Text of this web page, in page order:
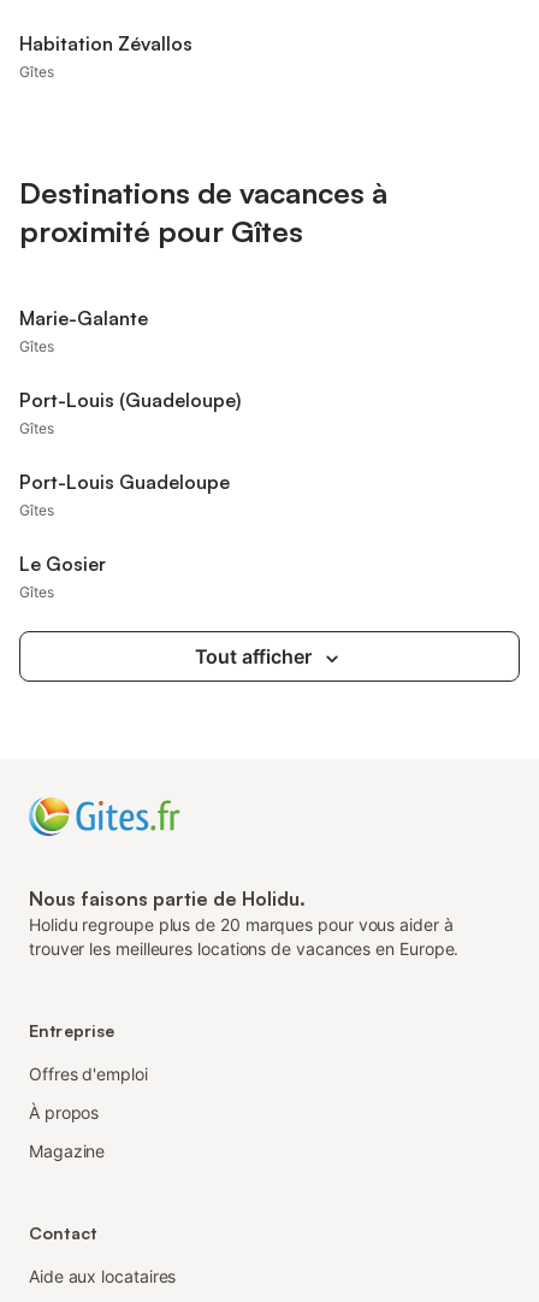
Habitation Zévallos
Gîtes
Destinations de vacances à
proximité pour Gîtes
Marie-Galante
Gîtes
Port-Louis (Guadeloupe)
Gîtes
Port-Louis Guadeloupe
Gîtes
Le Gosier
Gîtes
Tout afficher
Nous faisons partie de Holidu.
Holidu regroupe plus de 20 marques pour vous aider à
trouver les meilleures locations de vacances en Europe.
Entreprise
Offres d'emploi
À propos
Magazine
Contact
Aide aux locataires